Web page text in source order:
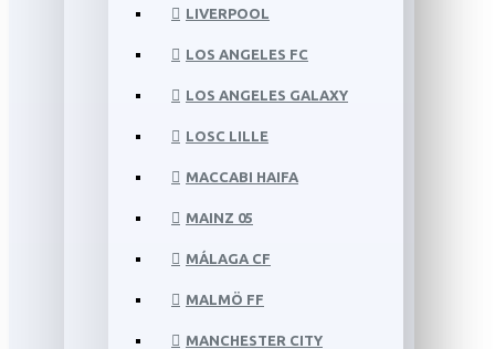
LIVERPOOL
LOS ANGELES FC
LOS ANGELES GALAXY
LOSC LILLE
MACCABI HAIFA
MAINZ 05
MÁLAGA CF
MALMÖ FF
MANCHESTER CITY